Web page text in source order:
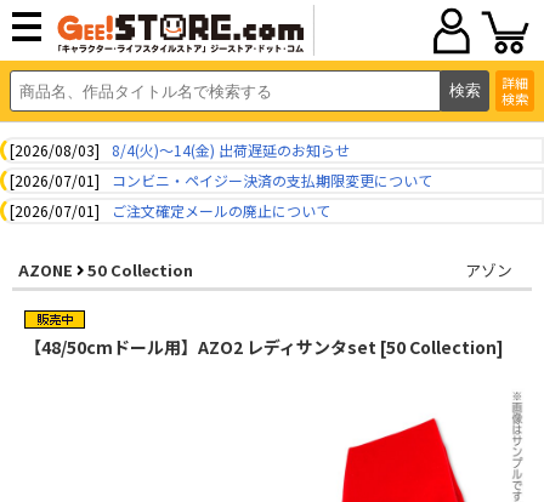
詳細
検索
[2026/08/03]
8/4(火)～14(金) 出荷遅延のお知らせ
[2026/07/01]
コンビニ・ペイジー決済の支払期限変更について
[2026/07/01]
ご注文確定メールの廃止について
AZONE 50 Collection アゾン
【48/50cmドール用】AZO2 レディサンタset [50 Collection]